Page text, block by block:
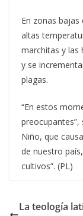
En zonas
altas
marchitas y las
y se
plagas.
“En estos
Niño, que
de nuestro
cultivos”. (PL)
La teología